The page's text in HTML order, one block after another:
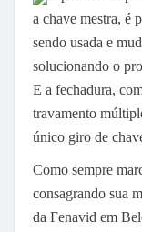
a chave mestra, é
sendo usada e
solucionando o
E a fechadura,
travamento
único giro de
Como sempre
consagrando sua
da Fenavid em